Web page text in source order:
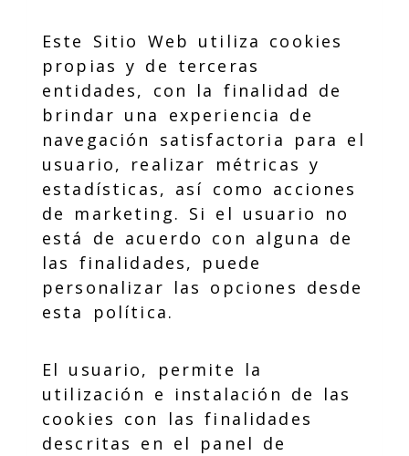
Este Sitio Web utiliza cookies
propias y de terceras
entidades, con la finalidad de
brindar una experiencia de
navegación satisfactoria para el
usuario, realizar métricas y
estadísticas, así como acciones
de marketing. Si el usuario no
está de acuerdo con alguna de
las finalidades, puede
personalizar las opciones desde
esta política.
El usuario, permite la
utilización e instalación de las
cookies con las finalidades
descritas en el panel de